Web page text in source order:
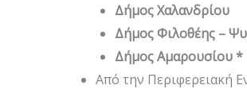
Δήμος Χαλανδρίου
Δήμος Φιλοθέης –
Δήμος Αμαρουσίου *
Από την Περιφερειακή